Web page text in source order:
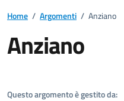
Home / Argomenti / Anziano
Anziano
Questo argomento è gestito da: